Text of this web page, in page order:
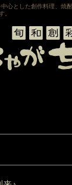
心とした創作料理、焼
。